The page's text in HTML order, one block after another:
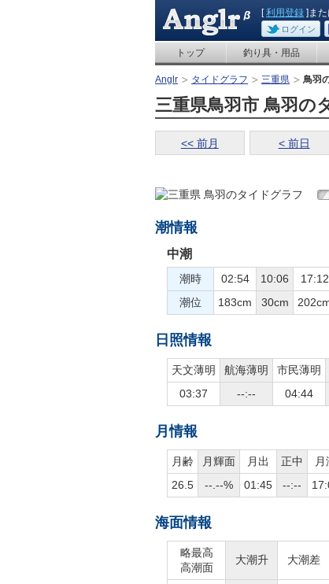
[利用登録 ]ま
ログイン
トップ 釣り具・用品
Anglr タイドグラフ 三重県 鳥羽
三重県鳥羽市 鳥羽の
<< 前月 < 前日
潮情報
中潮
潮時 02:54 10:06 17:12
潮位
183cm 30cm
日照情報
天文薄明 航海薄明 市民薄明
03:37
--:-- 04:44
月情報
月齢 月輝面 月出 正中
26.5
--.--% 01:45 --:--
海面情報
略最高
高潮面
大潮升 大潮差